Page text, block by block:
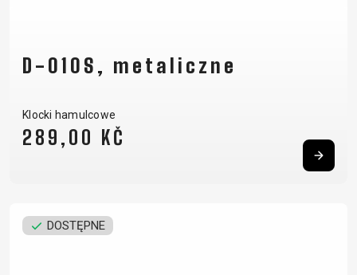
D-010S, metaliczne
Klocki hamulcowe
289,00 KČ
DOSTĘPNE